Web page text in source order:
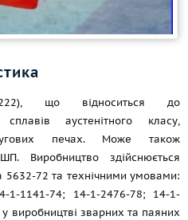
що відноситься до
сплавів аустенітного класу,
печах. Може також
Виробництво здійснюється
5632-72 та технічними умовами:
1-1141-74; 14-1-2476-78; 14-1-
виробництві зварних та паяних